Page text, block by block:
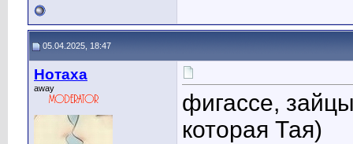
05.04.2025, 18:47
Нотаха
away
фигассе,
которая Тая)